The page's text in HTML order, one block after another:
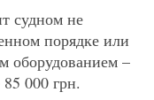
судном не
порядке или
оборудованием –
000 грн.